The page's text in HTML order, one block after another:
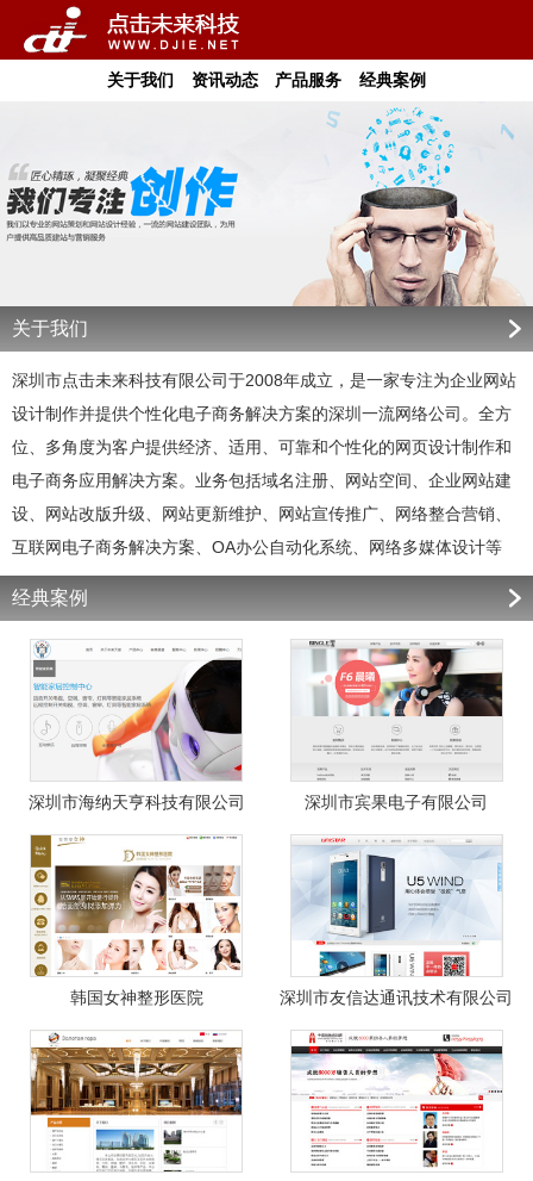
关于我们 资讯动态 产品服务 经典案例
关于我们
深圳市点击未来科技有限公司于2008年成立，是一家专注为企业网站
设计制作并提供个性化电子商务解决方案的深圳一流网络公司。全方
位、多角度为客户提供经济、适用、可靠和个性化的网页设计制作和
电子商务应用解决方案。业务包括域名注册、网站空间、企业网站建
设、网站改版升级、网站更新维护、网站宣传推广、网络整合营销、
互联网电子商务解决方案、OA办公自动化系统、网络多媒体设计等
经典案例
深圳市海纳天亨科技有限公司 深圳市宾果电子有限公司
韩国女神整形医院 深圳市友信达通讯技术有限公司